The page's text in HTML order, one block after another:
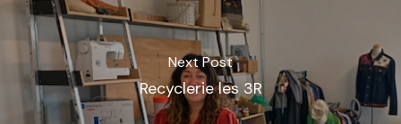
Next Post
Recyclerie les 3R